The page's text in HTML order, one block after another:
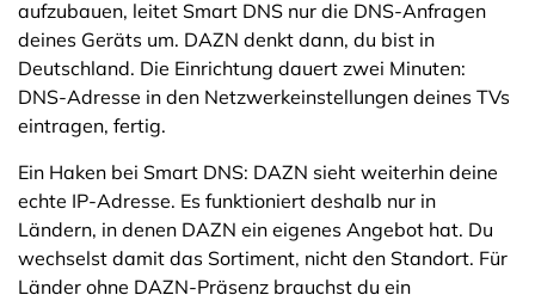
aufzubauen, leitet Smart DNS nur die DNS-Anfragen
deines Geräts um. DAZN denkt dann, du bist in
Deutschland. Die Einrichtung dauert zwei Minuten:
DNS-Adresse in den Netzwerkeinstellungen deines TVs
eintragen, fertig.
Ein Haken bei Smart DNS: DAZN sieht weiterhin deine
echte IP-Adresse. Es funktioniert deshalb nur in
Ländern, in denen DAZN ein eigenes Angebot hat. Du
wechselst damit das Sortiment, nicht den Standort. Für
Länder ohne DAZN-Präsenz brauchst du ein